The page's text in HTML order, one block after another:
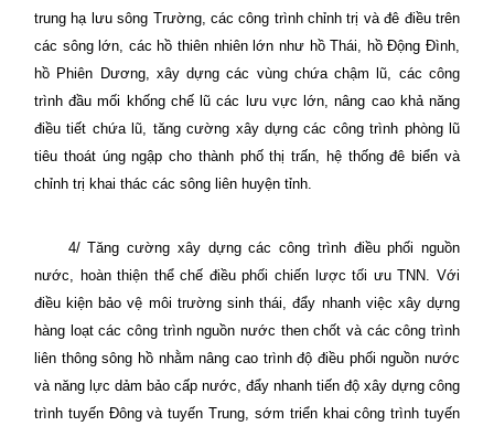
trung hạ lưu sông Trường, các công trình chỉnh trị và đê điều trên
các sông lớn, các hồ thiên nhiên lớn như hồ Thái, hồ Động Đình,
hồ Phiên Dương, xây dựng các vùng chứa chậm lũ, các công
trình đầu mối khống chế lũ các lưu vực lớn, nâng cao khả năng
điều tiết chứa lũ, tăng cường xây dựng các công trình phòng lũ
tiêu thoát úng ngập cho thành phố thị trấn, hệ thống đê biển và
chỉnh trị khai thác các sông liên huyện tỉnh.
4/ Tăng cường xây dựng các công trình điều phối nguồn
nước, hoàn thiện thể chế điều phối chiến lược tối ưu TNN. Với
điều kiện bảo vệ môi trường sinh thái, đẩy nhanh việc xây dựng
hàng loạt các công trình nguồn nước then chốt và các công trình
liên thông sông hồ nhằm nâng cao trình độ điều phối nguồn nước
và năng lực dảm bảo cấp nước, đẩy nhanh tiến độ xây dựng công
trình tuyến Đông và tuyến Trung, sớm triển khai công trình tuyến